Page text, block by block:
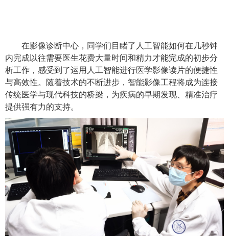
在影像诊断中心，同学们目睹了人工智能如何在几秒钟
内完成以往需要医生花费大量时间和精力才能完成的初步分
析工作，感受到了运用人工智能进行医学影像读片的便捷性
与高效性。随着技术的不断进步，智能影像工程将成为连接
传统医学与现代科技的桥梁，为疾病的早期发现、精准治疗
提供强有力的支持。